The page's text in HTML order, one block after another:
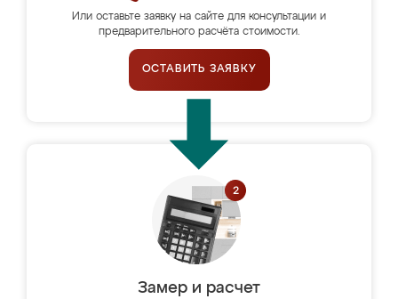
Или оставьте заявку на сайте для консультации и
предварительного расчёта стоимости.
ОСТАВИТЬ ЗАЯВКУ
Замер и расчет